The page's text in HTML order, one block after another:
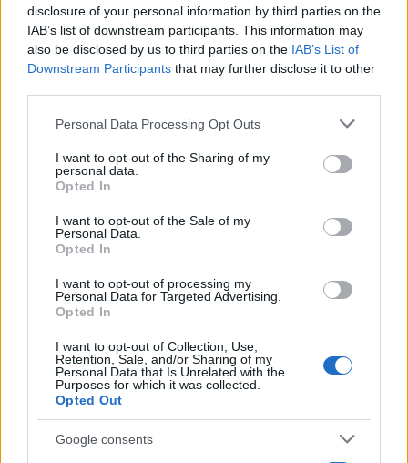
disclosure of your personal information by third parties on the
IAB’s list of downstream participants. This information may
also be disclosed by us to third parties on the IAB’s List of
Downstream Participants that may further disclose it to other
Please note that this website/app uses one or more Google
not limited to your visit or usage behaviour. You may click to
grant or deny consent to Google and its third-party tags to
use your data for below specified purposes in below Google
consent section.
Personal Data Processing Opt Outs
I want to opt-out of the Sharing of my
personal data.
Opted In
I want to opt-out of the Sale of my
Personal Data.
Opted In
I want to opt-out of processing my
Personal Data for Targeted Advertising.
Opted In
I want to opt-out of Collection, Use,
Retention, Sale, and/or Sharing of my
Personal Data that Is Unrelated with the
Purposes for which it was collected.
Opted Out
Google consents
Ο Μακρόν θα επισκεφθεί την πρωτεύουσα Nuuk,
καθώς και έναν υδροηλεκτρικό σταθμό που
χρηματοδοτείται από την ΕΕ και έναν παγετώνα,